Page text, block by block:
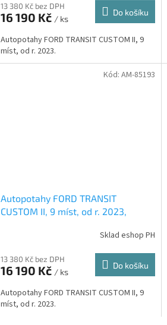
13 380 Kč bez DPH
16 190 Kč / ks
Do košíku
Autopotahy FORD TRANSIT CUSTOM II, 9
míst, od r. 2023.
Autopotahy FORD TRANSIT
CUSTOM II, 9 míst, od r. 2023,
Sklad eshop PH
13 380 Kč bez DPH
16 190 Kč / ks
Do košíku
Autopotahy FORD TRANSIT CUSTOM II, 9
míst, od r. 2023.
Kód: AM-85193